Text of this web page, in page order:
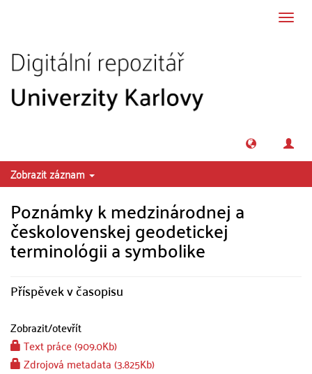
Zobrazit záznam
Poznámky k medzinárodnej a
českolovenskej geodetickej
terminológii a symbolike
Příspěvek v časopisu
Zobrazit/otevřít
Text práce (909.0Kb)
Zdrojová metadata (3.825Kb)